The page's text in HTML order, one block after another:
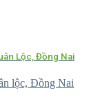
Lộc, Đồng Nai
lộc, Đồng Nai